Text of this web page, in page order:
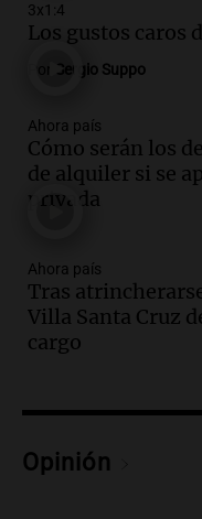
Audio. La
comienza
Noticias
Episodios
Audio.
intendenta
Episodios
Audio.Clases
Confitería El
cultural
reza en la
3x1:4
Los gustos caros
Sergio Suppo
Ahora país
Cómo serán los
de alquiler si se
privada
Ahora país
Tras
Villa Santa Cruz
cargo
Opinión